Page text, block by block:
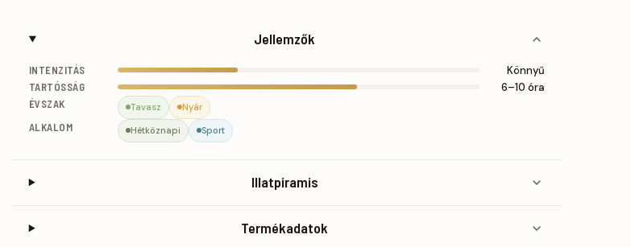
Jellemzők
INTENZITÁS Könnyű
TARTÓSSÁG 6–10 óra
ÉVSZAK Tavasz Nyár
ALKALOM Hétköznapi Sport
Illatpiramis
Termékadatok